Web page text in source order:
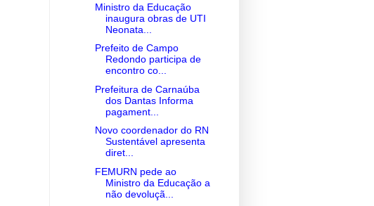
Ministro da Educação
inaugura obras de UTI
Neonata...
Prefeito de Campo
Redondo participa de
encontro co...
Prefeitura de Carnaúba
dos Dantas Informa
pagament...
Novo coordenador do RN
Sustentável apresenta
diret...
FEMURN pede ao
Ministro da Educação a
não devoluçã...